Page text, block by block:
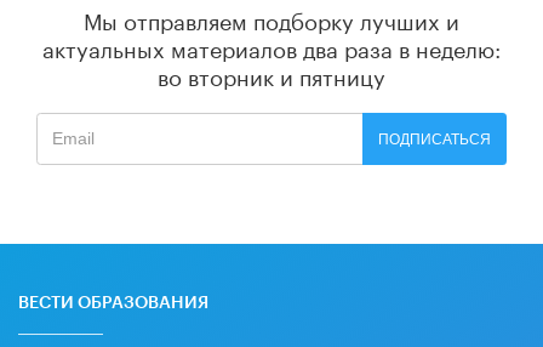
Мы отправляем подборку лучших и
актуальных материалов два раза в неделю:
во вторник и пятницу
ПОДПИСАТЬСЯ
ВЕСТИ ОБРАЗОВАНИЯ